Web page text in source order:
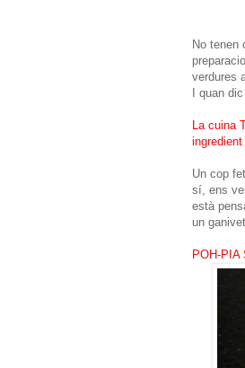
No tenen
verdures
I quan
La cuina
Un cop
sí, ens
està
un
POH-PIA